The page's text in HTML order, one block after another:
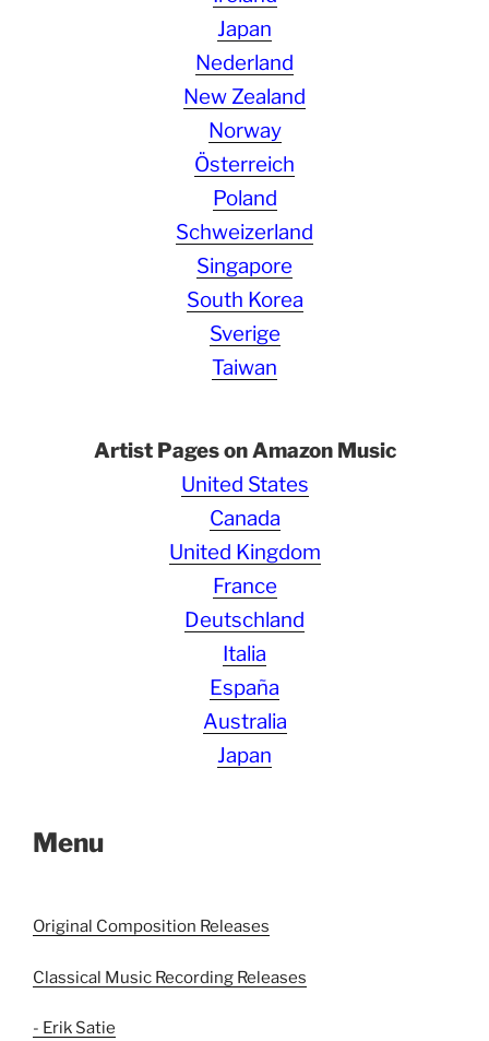
Japan
Nederland
New Zealand
Norway
Österreich
Poland
Schweizerland
Singapore
South Korea
Sverige
Taiwan
Artist Pages on Amazon Music
United States
Canada
United Kingdom
France
Deutschland
Italia
España
Australia
Japan
Menu
Original Composition Releases
Classical Music Recording Releases
- Erik Satie